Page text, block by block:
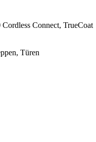
Cordless Connect, TrueCoat
Türen